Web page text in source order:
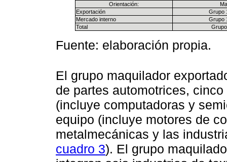
Orientación:
Exportación
Grupo
Mercado interno
Grupo
Total
Fuente: elaboración propia.
El grupo maquilador
de partes automotrices,
(incluye computadoras y
equipo (incluye motores de
metalmecánicas y las
cuadro 3). El grupo